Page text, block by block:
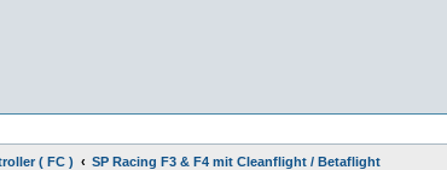
( FC )
SP Racing F3 & F4 mit Cleanflight / Betaflight